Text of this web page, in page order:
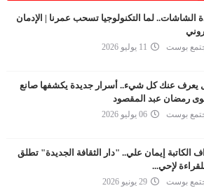
الشاشات.. لما التكنولوجيا تسحب عمرنا | الإدمان
بوست 11 يوليو 2026
يعرف عنك كل شيء.. أسرار جديدة يكشفها صانع
رمضان عبد المقصود
بوست 06 يوليو 2026
الكاتبة إيمان علي.. "دار الثقافة الجديدة" تطلق
للقراءة لإحي...
بوست 29 يونيو 2026